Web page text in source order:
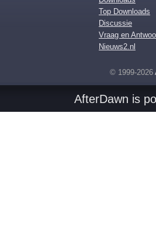
Top Downloads
Discussie
Vraag en
Nieuws2.nl
© 1999-2026
AfterDawn is